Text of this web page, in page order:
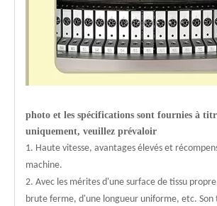
photo et les spécifications sont fournies à
uniquement, veuillez prévaloir
1. Haute vitesse, avantages élevés et
machine.
2. Avec les mérites d'une surface de tissu
brute ferme, d'une longueur uniforme, etc. Son